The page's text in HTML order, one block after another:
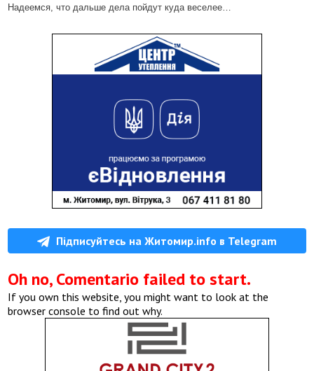
Надеемся, что дальше дела пойдут куда веселее…
Підписуйтесь на Житомир.info в Telegram
Oh no, Comentario failed to start.
If you own this website, you might want to look at the
browser console to find out why.